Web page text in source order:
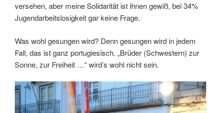
versehen, aber meine Solidarität ist ihnen gewiß, bei 34%
Jugendarbeitslosigkeit gar keine Frage.
Was wohl gesungen wird? Denn gesungen wird in jedem
Fall, das ist ganz portugiesisch. „Brüder (Schwestern) zur
Sonne, zur Freiheit …“ wird’s wohl nicht sein.